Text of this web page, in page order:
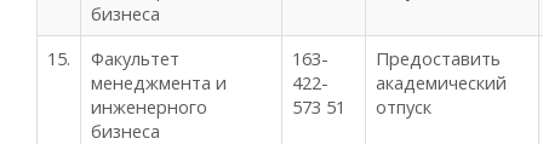
бизнеса
15.
Факультет
менеджмента и
инженерного
бизнеса
163-
422-
573 51
Предоставить
академический
отпуск